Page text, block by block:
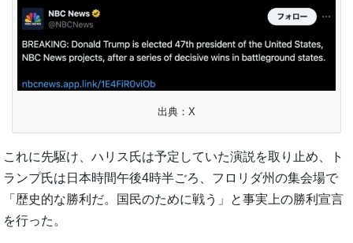
出典：X
これに先駆け、ハリス氏は予定していた演説を取り止め、ト
ランプ氏は日本時間午後4時半ごろ、フロリダ州の集会場で
「歴史的な勝利だ。国民のために戦う」と事実上の勝利宣言
を行った。